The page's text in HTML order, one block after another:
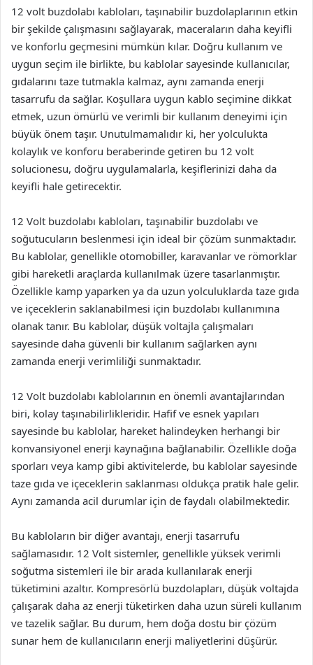
12 volt buzdolabı kabloları, taşınabilir buzdolaplarının etkin
bir şekilde çalışmasını sağlayarak, maceraların daha keyifli
ve konforlu geçmesini mümkün kılar. Doğru kullanım ve
uygun seçim ile birlikte, bu kablolar sayesinde kullanıcılar,
gıdalarını taze tutmakla kalmaz, aynı zamanda enerji
tasarrufu da sağlar. Koşullara uygun kablo seçimine dikkat
etmek, uzun ömürlü ve verimli bir kullanım deneyimi için
büyük önem taşır. Unutulmamalıdır ki, her yolculukta
kolaylık ve konforu beraberinde getiren bu 12 volt
solucionesu, doğru uygulamalarla, keşiflerinizi daha da
keyifli hale getirecektir.
12 Volt buzdolabı kabloları, taşınabilir buzdolabı ve
soğutucuların beslenmesi için ideal bir çözüm sunmaktadır.
Bu kablolar, genellikle otomobiller, karavanlar ve römorklar
gibi hareketli araçlarda kullanılmak üzere tasarlanmıştır.
Özellikle kamp yaparken ya da uzun yolculuklarda taze gıda
ve içeceklerin saklanabilmesi için buzdolabı kullanımına
olanak tanır. Bu kablolar, düşük voltajla çalışmaları
sayesinde daha güvenli bir kullanım sağlarken aynı
zamanda enerji verimliliği sunmaktadır.
12 Volt buzdolabı kablolarının en önemli avantajlarından
biri, kolay taşınabilirlikleridir. Hafif ve esnek yapıları
sayesinde bu kablolar, hareket halindeyken herhangi bir
konvansiyonel enerji kaynağına bağlanabilir. Özellikle doğa
sporları veya kamp gibi aktivitelerde, bu kablolar sayesinde
taze gıda ve içeceklerin saklanması oldukça pratik hale gelir.
Aynı zamanda acil durumlar için de faydalı olabilmektedir.
Bu kabloların bir diğer avantajı, enerji tasarrufu
sağlamasıdır. 12 Volt sistemler, genellikle yüksek verimli
soğutma sistemleri ile bir arada kullanılarak enerji
tüketimini azaltır. Kompresörlü buzdolapları, düşük voltajda
çalışarak daha az enerji tüketirken daha uzun süreli kullanım
ve tazelik sağlar. Bu durum, hem doğa dostu bir çözüm
sunar hem de kullanıcıların enerji maliyetlerini düşürür.